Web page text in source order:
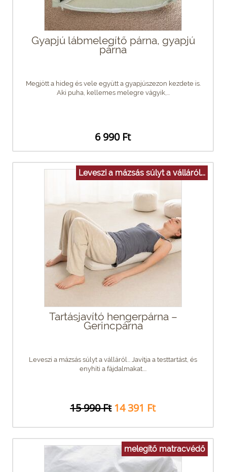
Gyapjú lábmelegítő párna, gyapjú
párna
Megjött a hideg és vele együtt a gyapjúszezon kezdete is.
Aki puha, kellemes melegre vágyik,...
6 990 Ft
Leveszi a mázsás súlyt a válláról...
Tartásjavító hengerpárna –
Gerincpárna
Leveszi a mázsás súlyt a válláról... Javítja a testtartást, és
enyhíti a fájdalmakat....
15 990 Ft 14 391 Ft
melegítő matracvédő